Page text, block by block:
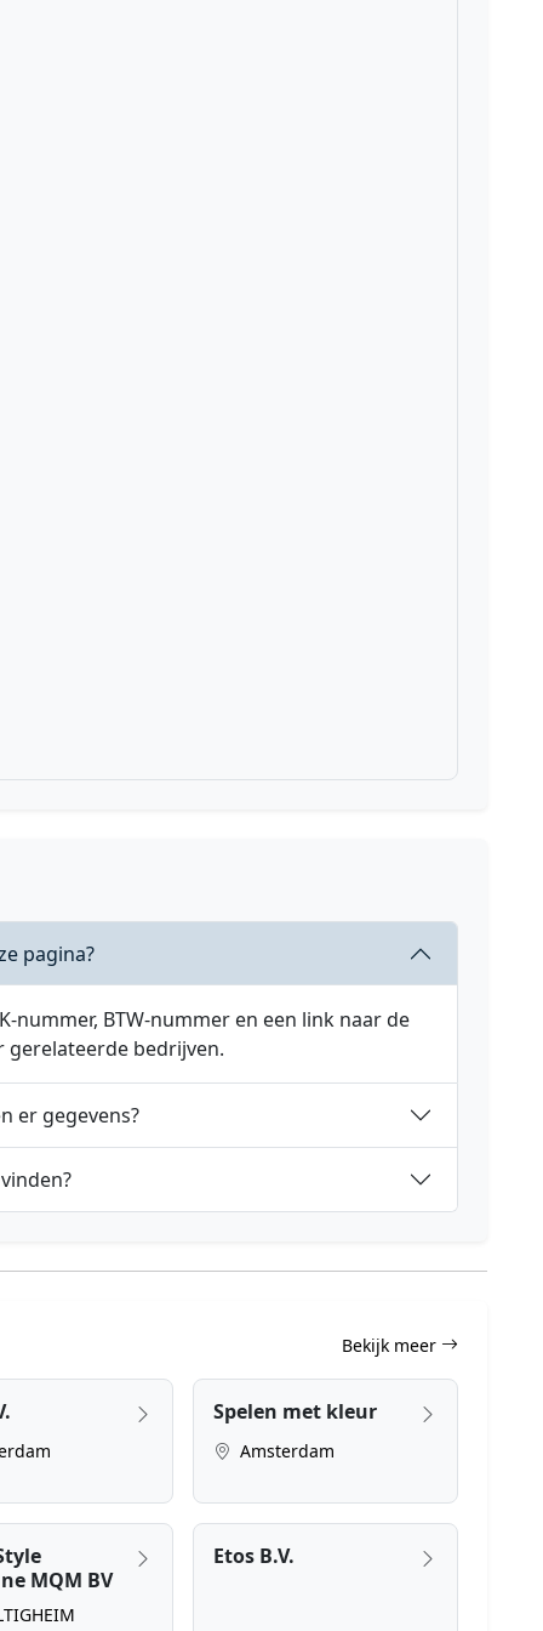
pagina?
nummer, BTW-nummer en een link naar de
gerelateerde bedrijven.
er gegevens?
Bekijk meer
Spelen met kleur
Amsterdam
MQM BV
Etos B.V.